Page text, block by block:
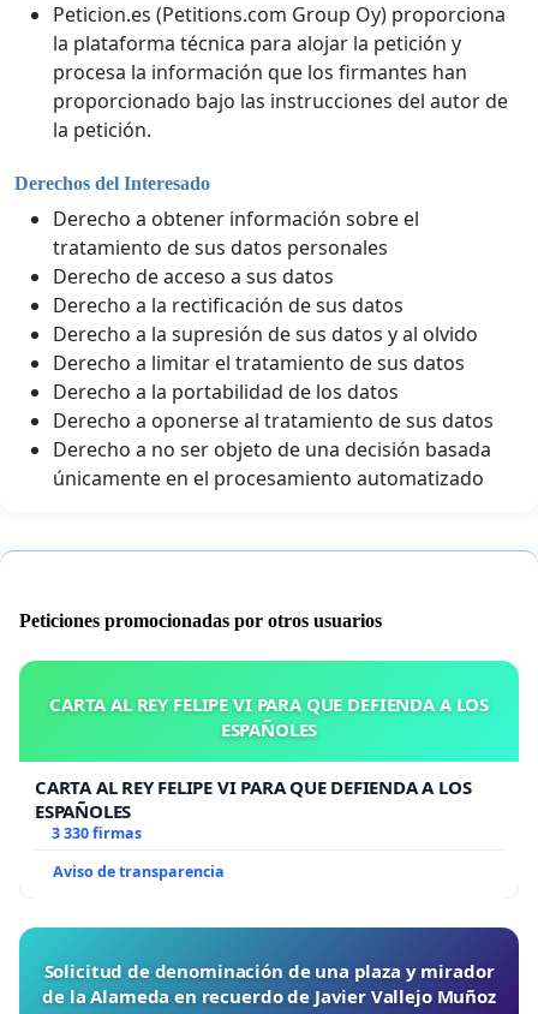
Peticion.es (Petitions.com Group Oy) proporciona
la plataforma técnica para alojar la petición y
procesa la información que los firmantes han
proporcionado bajo las instrucciones del autor de
la petición.
Derechos del Interesado
Derecho a obtener información sobre el
tratamiento de sus datos personales
Derecho de acceso a sus datos
Derecho a la rectificación de sus datos
Derecho a la supresión de sus datos y al olvido
Derecho a limitar el tratamiento de sus datos
Derecho a la portabilidad de los datos
Derecho a oponerse al tratamiento de sus datos
Derecho a no ser objeto de una decisión basada
únicamente en el procesamiento automatizado
Peticiones promocionadas por otros usuarios
CARTA AL REY FELIPE VI PARA QUE DEFIENDA A LOS
ESPAÑOLES
CARTA AL REY FELIPE VI PARA QUE DEFIENDA A LOS
ESPAÑOLES
3 330 firmas
Aviso de transparencia
Solicitud de denominación de una plaza y mirador
de la Alameda en recuerdo de Javier Vallejo Muñoz